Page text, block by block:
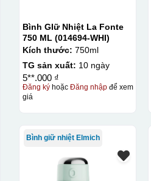
Kiểu in:
In logo decan ACD 1 mặt
In logo decan AC 2 mặt
Bình GIữ Nhiệt La Fonte
750 ML (014694-WHI)
Kích thước: 750ml
TG sản xuất: 10 ngày
5**.000 ₫
Đăng kýhoặc Đăng nhậpđể xem
giá
Bình giữ nhiệt Elmich